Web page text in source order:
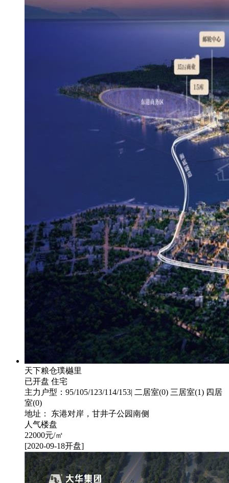
天下粮仓璞樾里
已开盘 住宅
主力户型：95/105/123/114/153| 二居室(0) 三居室(1) 四居
室(0)
地址： 东港对岸，甘井子公园南侧
人气楼盘
22000元/㎡
[2020-09-18开盘]